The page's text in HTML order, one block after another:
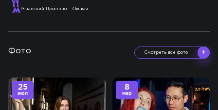
Рязанский Проспект - Окская
Фото Смотреть все фото
25
июл
8
мар